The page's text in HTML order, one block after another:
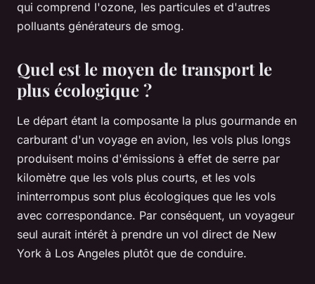
qui comprend l'ozone, les particules et d'autres
polluants générateurs de smog.
Quel est le moyen de transport le
plus écologique ?
Le départ étant la composante la plus gourmande en
carburant d'un voyage en avion, les vols plus longs
produisent moins d'émissions à effet de serre par
kilomètre que les vols plus courts, et les vols
ininterrompus sont plus écologiques que les vols
avec correspondance. Par conséquent, un voyageur
seul aurait intérêt à prendre un vol direct de New
York à Los Angeles plutôt que de conduire.